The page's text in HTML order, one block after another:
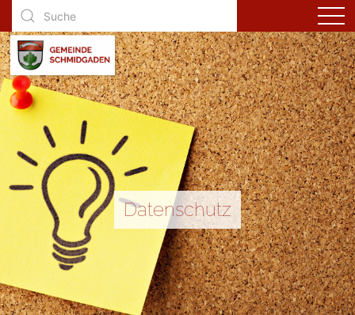
Datenschutz